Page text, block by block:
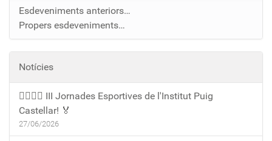
Esdeveniments anteriors…
Propers esdeveniments…
Notícies
🏃‍♀️🏃‍♂️ III Jornades Esportives de l'Institut Puig
Castellar! 🏅
27/06/2026